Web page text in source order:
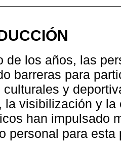
de los años, las
barreras para
culturales y
la visibilización y
han impulsado
personal para esta